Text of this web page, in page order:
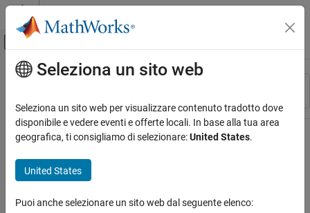
Vai al contenuto
Attiva/disattiva menu di navigazione
Risorsa
Stato
Contenuto principale
Seleziona un sito web
Seleziona un sito web per visualizzare contenuto tradotto dove
disponibile e vedere eventi e offerte locali. In base alla tua area
geografica, ti consigliamo di selezionare:United States.
United States
Puoi anche selezionare un sito web dal seguente elenco: